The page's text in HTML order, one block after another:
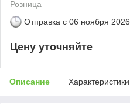
Розница
Отправка с 06 ноября 2026
Цену уточняйте
Описание Характеристики